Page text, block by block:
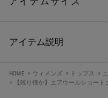
アイテム説明
HOME > ウィメンズ > トップス >
>
【残り僅か】エアウールショート